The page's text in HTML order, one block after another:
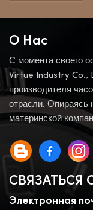
О Нас
С момента своего
Virtue Industry Co.,
производителя
отрасли. Опираясь
материнской
СВЯЗАТЬСЯ
Электронная